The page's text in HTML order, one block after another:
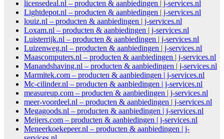
licensedeal.nl – producten & aanbiedingen | j-services.nl
Lightdepot.nl – producten & aanbiedingen | j-services.nl
louiz.nl – producten & aanbiedingen | j-services.nl
Loxam.nl – producten & aanbiedingen | j-services.nl
Luisterrijk.nl – producten & aanbiedingen | j-services.nl
Luizenweg.nl – producten & aanbiedingen | j-services.nl
Maascomputers.nl – producten & aanbiedingen | j-services.nl
Manandshaving.nl – producten & aanbiedingen | j-services.nl
Marmitek.com – producten & aanbiedingen | j-services.nl
Mc-cilinder.nl – producten & aanbiedingen | j-services.nl
measureup.com – producten & aanbiedingen | j-services.nl
meer-voordeel.nl – producten & aanbiedingen | j-services.nl
Megagoods.nl – producten & aanbiedingen | j-services.nl
Meijers.com – producten & aanbiedingen | j-services.nl
Meneerkoekepeer.nl – producten & aanbiedingen | j-